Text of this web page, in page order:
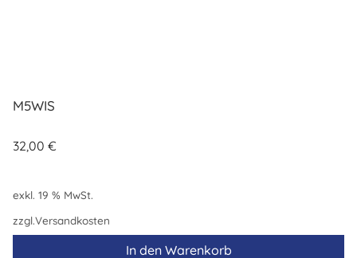
M5WIS
32,00 €
exkl. 19 % MwSt.
zzgl.Versandkosten
In den Warenkorb